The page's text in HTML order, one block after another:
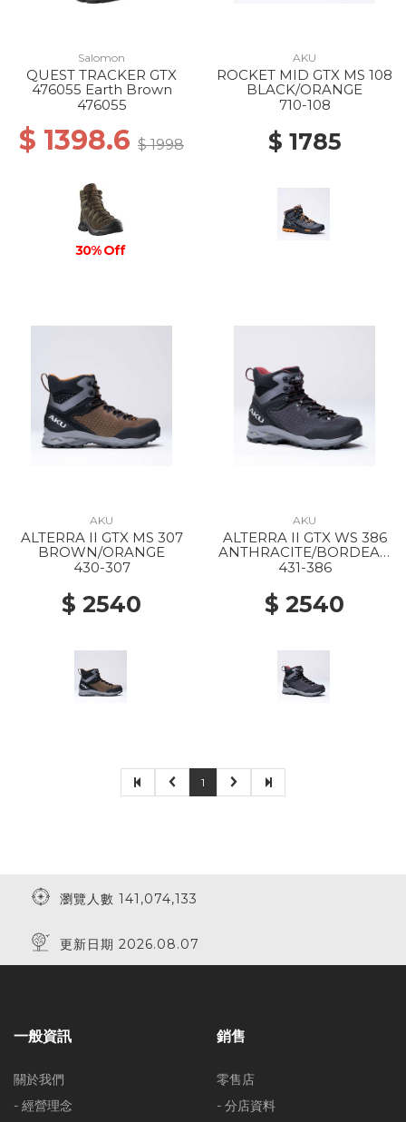
Salomon
QUEST TRACKER GTX
476055 Earth Brown
476055
$ 1398.6 $ 1998
30% Off
AKU
ROCKET MID GTX MS 108
BLACK/ORANGE
710-108
$ 1785
AKU
ALTERRA II GTX MS 307
BROWN/ORANGE
430-307
$ 2540
AKU
ALTERRA II GTX WS 386
ANTHRACITE/BORDEAU
X
431-386
$ 2540
1
瀏覽人數 141,074,133
更新日期 2026.08.07
一般資訊
關於我們
- 經營理念
銷售
零售店
- 分店資料